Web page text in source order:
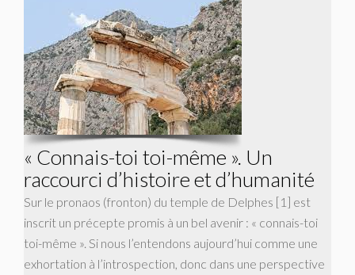
« Connais-toi toi-même ». Un
raccourci d’histoire et d’humanité
Sur le pronaos (fronton) du temple de Delphes [1] est
inscrit un précepte promis à un bel avenir : « connais-toi
toi-même ». Si nous l’entendons aujourd’hui comme une
exhortation à l’introspection, donc dans une perspective